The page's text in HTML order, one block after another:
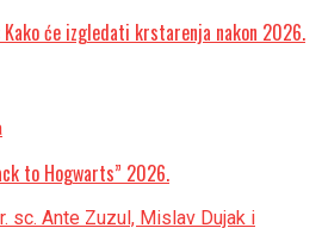
Kako će izgledati krstarenja nakon 2026.
to Hogwarts” 2026.